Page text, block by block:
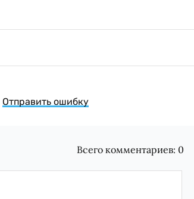
Отправить ошибку
Всего комментариев: 0